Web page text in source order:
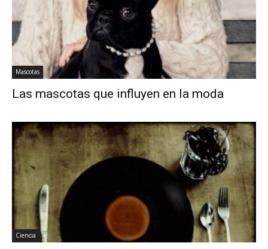
Mascotas
Las mascotas que influyen en la moda
Ciencia